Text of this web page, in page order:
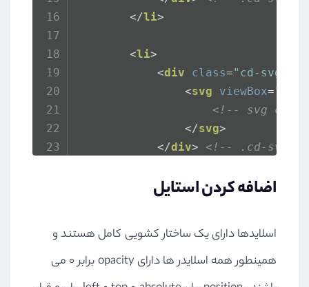
</li>
<li>
<div class="cd-svg-
<svg viewBox="0 0
<!-- svg
</svg>
</div>
<!-- .cd-svg-
</ul> <!-- .cd-slider -->
اضافه کردن استایل
اسلایدها دارای یک ساختار کشویی کامل هستند و
همینطور همه اسلایدر ها دارای opacity برابر 0 می